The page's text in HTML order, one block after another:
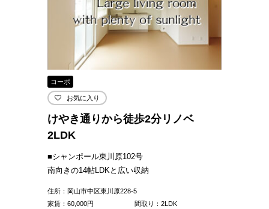
コーポ
お気に入り
けやき通りから徒歩2分リノベ
2LDK
■シャンポール東川原102号
南向きの14帖LDKと広い収納
住所：岡山市中区東川原228-5
家賃： 60,000円
間取り：2LDK